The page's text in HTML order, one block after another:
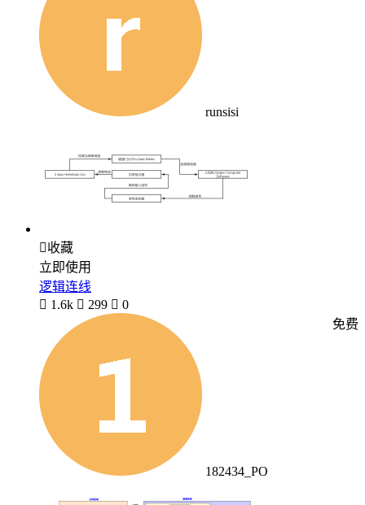
runsisi
收藏
立即使用
逻辑连线
 1.6k  299  0
182434_PO
免费